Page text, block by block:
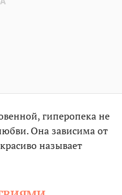
гиперопека не
Она зависима от
называет